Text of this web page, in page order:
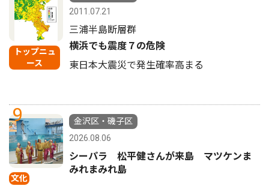
トップニュ
ース
2011.07.21
三浦半島断層群
横浜でも震度７の危険
東日本大震災で発生確率高まる
9
文化
金沢区・磯子区
2026.08.06
シーパラ 松平健さんが来島 マツケンま
みれまみれ島